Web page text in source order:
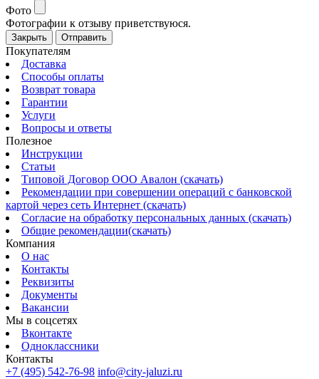
Фото
Фотографии к отзыву приветствуюся.
Закрыть Отправить
Покупателям
Доставка
Способы оплаты
Возврат товара
Гарантии
Услуги
Вопросы и ответы
Полезное
Инструкции
Статьи
Типовой Договор ООО Авалон (скачать)
Рекомендации при совершении операций с банковской
картой через сеть Интернет (скачать)
Согласие на обработку персональных данных (скачать)
Общие рекомендации(скачать)
Компания
О нас
Контакты
Реквизиты
Документы
Вакансии
Мы в соцсетях
Вконтакте
Одноклассники
Контакты
+7 (495) 542-76-98 info@city-jaluzi.ru